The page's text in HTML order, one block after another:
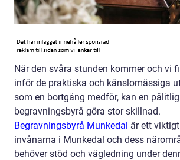
När den svåra stunden kommer och vi
inför de praktiska och känslomässiga
som en bortgång medför, kan en
begravningsbyrå göra stor skillnad.
Begravningsbyrå Munkedal är ett
invånarna i Munkedal och dess
behöver stöd och vägledning under